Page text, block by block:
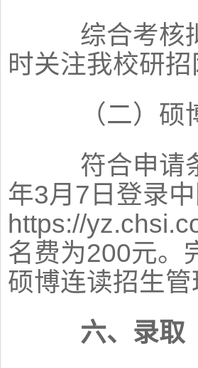
综合考核拟
时关注我校研
（二）硕
符合申请条
年3月7日登录
https://
名费为200元。
硕博连读招生
六、录取